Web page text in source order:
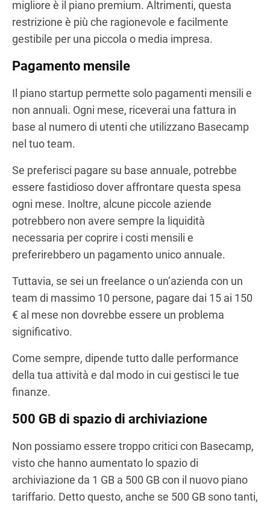
migliore è il piano premium. Altrimenti, questa
restrizione è più che ragionevole e facilmente
gestibile per una piccola o media impresa.
Pagamento mensile
Il piano startup permette solo pagamenti mensili e
non annuali. Ogni mese, riceverai una fattura in
base al numero di utenti che utilizzano Basecamp
nel tuo team.
Se preferisci pagare su base annuale, potrebbe
essere fastidioso dover affrontare questa spesa
ogni mese. Inoltre, alcune piccole aziende
potrebbero non avere sempre la liquidità
necessaria per coprire i costi mensili e
preferirebbero un pagamento unico annuale.
Tuttavia, se sei un freelance o un’azienda con un
team di massimo 10 persone, pagare dai 15 ai 150
€ al mese non dovrebbe essere un problema
significativo.
Come sempre, dipende tutto dalle performance
della tua attività e dal modo in cui gestisci le tue
finanze.
500 GB di spazio di archiviazione
Non possiamo essere troppo critici con Basecamp,
visto che hanno aumentato lo spazio di
archiviazione da 1 GB a 500 GB con il nuovo piano
tariffario. Detto questo, anche se 500 GB sono tanti,